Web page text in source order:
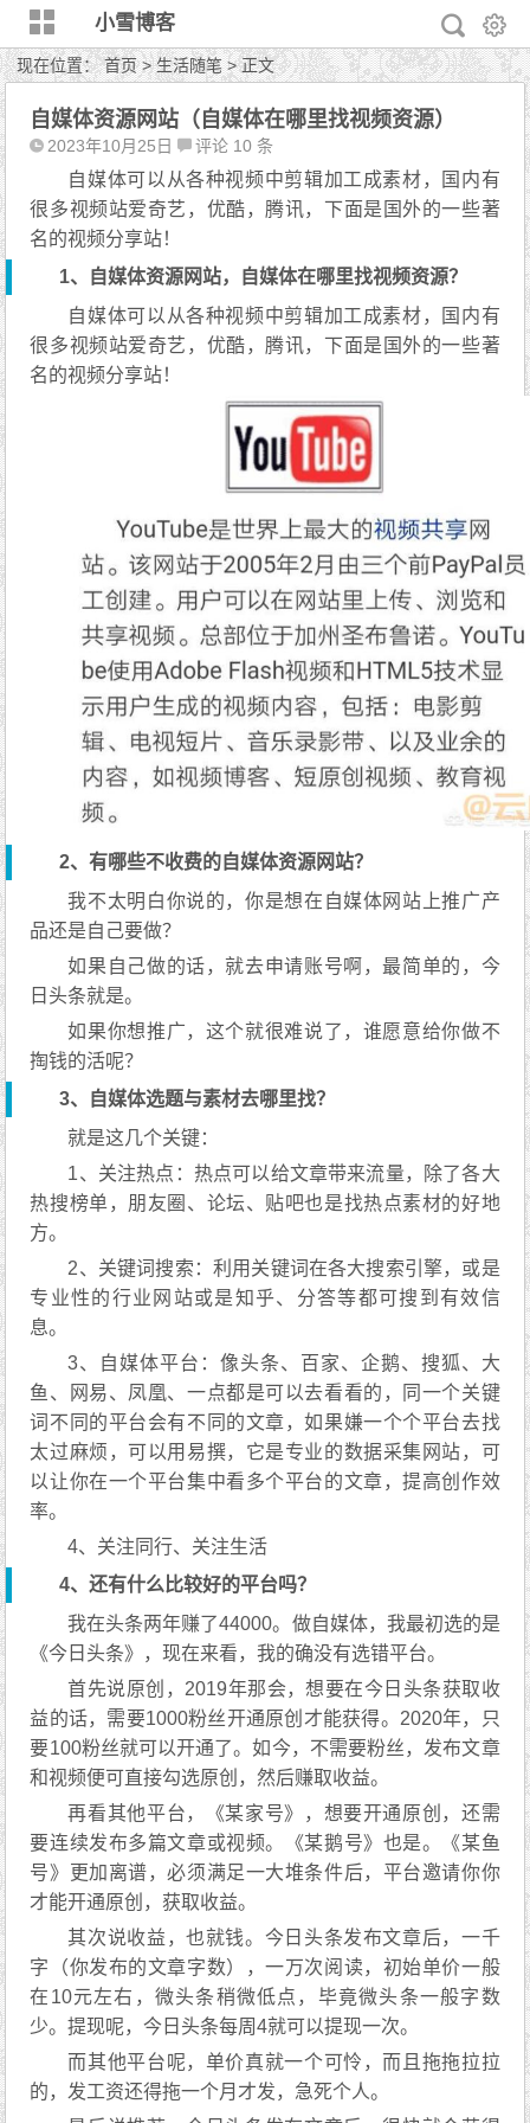
小雪博客
现在位置：首页>生活随笔> 正文
自媒体资源网站（自媒体在哪里找视频资源）
2023年10月25日 评论 10 条
自媒体可以从各种视频中剪辑加工成素材，国内有
很多视频站爱奇艺，优酷，腾讯，下面是国外的一些著
名的视频分享站！
1、自媒体资源网站，自媒体在哪里找视频资源？
自媒体可以从各种视频中剪辑加工成素材，国内有
很多视频站爱奇艺，优酷，腾讯，下面是国外的一些著
名的视频分享站！
2、有哪些不收费的自媒体资源网站？
我不太明白你说的，你是想在自媒体网站上推广产
品还是自己要做？
如果自己做的话，就去申请账号啊，最简单的，今
日头条就是。
如果你想推广，这个就很难说了，谁愿意给你做不
掏钱的活呢？
3、自媒体选题与素材去哪里找？
就是这几个关键：
1、关注热点：热点可以给文章带来流量，除了各大
热搜榜单，朋友圈、论坛、贴吧也是找热点素材的好地
方。
2、关键词搜索：利用关键词在各大搜索引擎，或是
专业性的行业网站或是知乎、分答等都可搜到有效信
息。
3、自媒体平台：像头条、百家、企鹅、搜狐、大
鱼、网易、凤凰、一点都是可以去看看的，同一个关键
词不同的平台会有不同的文章，如果嫌一个个平台去找
太过麻烦，可以用易撰，它是专业的数据采集网站，可
以让你在一个平台集中看多个平台的文章，提高创作效
率。
4、关注同行、关注生活
4、还有什么比较好的平台吗？
我在头条两年赚了44000。做自媒体，我最初选的是
《今日头条》，现在来看，我的确没有选错平台。
首先说原创，2019年那会，想要在今日头条获取收
益的话，需要1000粉丝开通原创才能获得。2020年，只
要100粉丝就可以开通了。如今，不需要粉丝，发布文章
和视频便可直接勾选原创，然后赚取收益。
再看其他平台，《某家号》，想要开通原创，还需
要连续发布多篇文章或视频。《某鹅号》也是。《某鱼
号》更加离谱，必须满足一大堆条件后，平台邀请你你
才能开通原创，获取收益。
其次说收益，也就钱。今日头条发布文章后，一千
字（你发布的文章字数），一万次阅读，初始单价一般
在10元左右，微头条稍微低点，毕竟微头条一般字数
少。提现呢，今日头条每周4就可以提现一次。
而其他平台呢，单价真就一个可怜，而且拖拖拉拉
的，发工资还得拖一个月才发，急死个人。